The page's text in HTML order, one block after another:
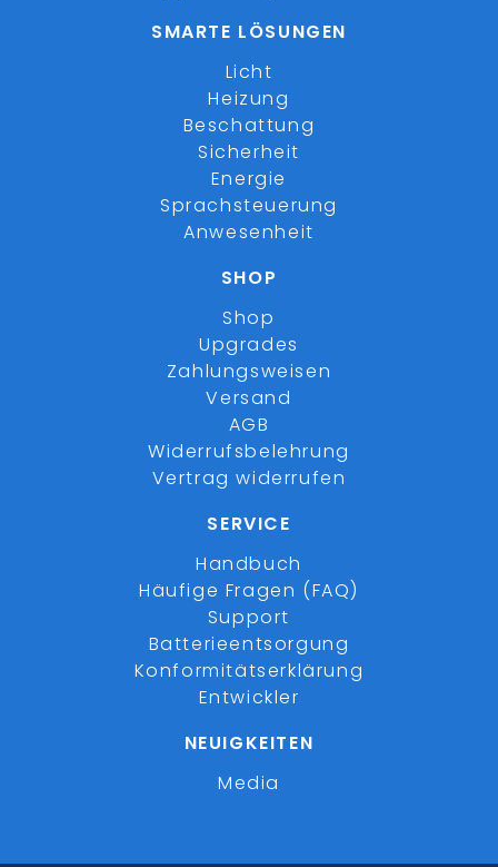
SMARTE LÖSUNGEN
Licht
Heizung
Beschattung
Sicherheit
Energie
Sprachsteuerung
Anwesenheit
SHOP
Shop
Upgrades
Zahlungsweisen
Versand
AGB
Widerrufsbelehrung
Vertrag widerrufen
SERVICE
Handbuch
Häufige Fragen (FAQ)
Support
Batterieentsorgung
Konformitätserklärung
Entwickler
NEUIGKEITEN
Media